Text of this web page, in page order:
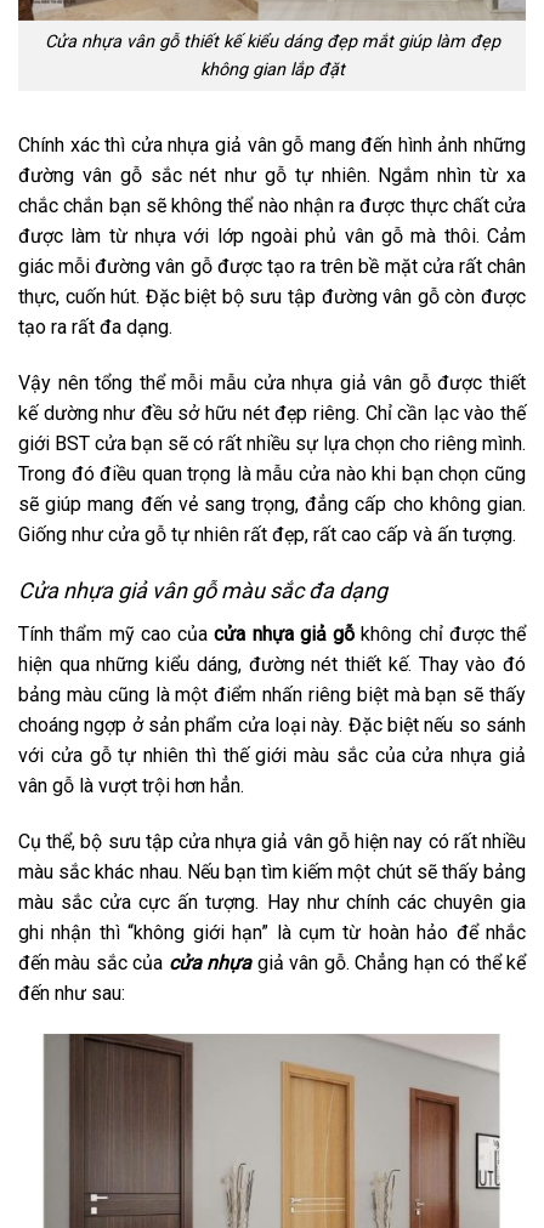
Cửa nhựa vân gỗ thiết kế kiểu dáng đẹp mắt giúp làm đẹp
không gian lắp đặt
Chính xác thì cửa nhựa giả vân gỗ mang đến hình ảnh những
đường vân gỗ sắc nét như gỗ tự nhiên. Ngắm nhìn từ xa
chắc chắn bạn sẽ không thể nào nhận ra được thực chất cửa
được làm từ nhựa với lớp ngoài phủ vân gỗ mà thôi. Cảm
giác mỗi đường vân gỗ được tạo ra trên bề mặt cửa rất chân
thực, cuốn hút. Đặc biệt bộ sưu tập đường vân gỗ còn được
tạo ra rất đa dạng.
Vậy nên tổng thể mỗi mẫu cửa nhựa giả vân gỗ được thiết
kế dường như đều sở hữu nét đẹp riêng. Chỉ cần lạc vào thế
giới BST cửa bạn sẽ có rất nhiều sự lựa chọn cho riêng mình.
Trong đó điều quan trọng là mẫu cửa nào khi bạn chọn cũng
sẽ giúp mang đến vẻ sang trọng, đẳng cấp cho không gian.
Giống như cửa gỗ tự nhiên rất đẹp, rất cao cấp và ấn tượng.
Cửa nhựa giả vân gỗ màu sắc đa dạng
Tính thẩm mỹ cao củacửa nhựa giả gỗ không chỉ được thể
hiện qua những kiểu dáng, đường nét thiết kế. Thay vào đó
bảng màu cũng là một điểm nhấn riêng biệt mà bạn sẽ thấy
choáng ngợp ở sản phẩm cửa loại này. Đặc biệt nếu so sánh
với cửa gỗ tự nhiên thì thế giới màu sắc của cửa nhựa giả
vân gỗ là vượt trội hơn hẳn.
Cụ thể, bộ sưu tập cửa nhựa giả vân gỗ hiện nay có rất nhiều
màu sắc khác nhau. Nếu bạn tìm kiếm một chút sẽ thấy bảng
màu sắc cửa cực ấn tượng. Hay như chính các chuyên gia
ghi nhận thì “không giới hạn” là cụm từ hoàn hảo để nhắc
đến màu sắc của cửa nhựagiả vân gỗ. Chẳng hạn có thể kể
đến như sau: